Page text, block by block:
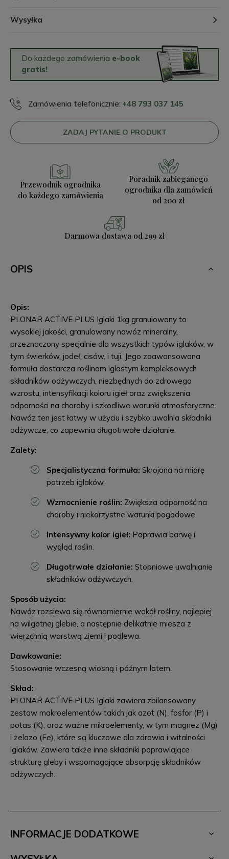
Wysyłka
Do każdego zamówienia e-book
gratis!
Zamówienia telefonicznie: +48 793 037 145
ZADAJ PYTANIE O PRODUKT
Przewodnik ogrodnika
do każdego zamówienia
Poradnik zabieganego
ogrodnika dla zamówień
od 200 zł
Darmowa dostawa od 299 zł
OPIS
Opis:
PLONAR ACTIVE PLUS Iglaki 1kg granulowany to
wysokiej jakości, granulowany nawóz mineralny,
przeznaczony specjalnie dla wszystkich typów iglaków, w
tym świerków, jodeł, cisów, i tuji. Jego zaawansowana
formuła dostarcza roślinom iglastym kompleksowych
składników odżywczych, niezbędnych do zdrowego
wzrostu, intensyfikacji koloru igieł oraz zwiększenia
odporności na choroby i szkodliwe warunki atmosferyczne.
Nawóz ten jest łatwy w użyciu i szybko uwalnia składniki
odżywcze, co zapewnia długotrwałe działanie.
Zalety:
Specjalistyczna formuła: Skrojona na miarę
potrzeb iglaków.
Wzmocnienie roślin: Zwiększa odporność na
choroby i niekorzystne warunki pogodowe.
Intensywny kolor igieł: Poprawia barwę i
wygląd roślin.
Długotrwałe działanie: Stopniowe uwalnianie
składników odżywczych.
Sposób użycia:
Nawóz rozsiewa się równomiernie wokół rośliny, najlepiej
na wilgotnej glebie, a następnie delikatnie miesza z
wierzchnią warstwą ziemi i podlewa.
Dawkowanie:
Stosowanie wczesną wiosną i późnym latem.
Skład:
PLONAR ACTIVE PLUS Iglaki zawiera zbilansowany
zestaw makroelementów takich jak azot (N), fosfor (P) i
potas (K), oraz ważne mikroelementy, w tym magnez (Mg)
i żelazo (Fe), które są kluczowe dla zdrowia i witalności
iglaków. Zawiera także inne składniki poprawiające
strukturę gleby i wspomagające absorpcję składników
odżywczych.
INFORMACJE DODATKOWE